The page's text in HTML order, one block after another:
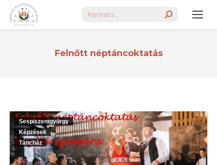
Search:
Felnőtt néptáncoktatás
Sespiszentgyörgy
Képzések
Táncház